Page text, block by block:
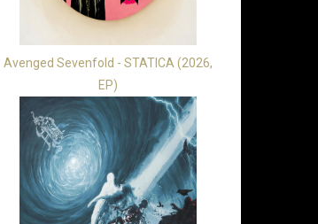
Avenged Sevenfold - STATICA (2026,
EP)